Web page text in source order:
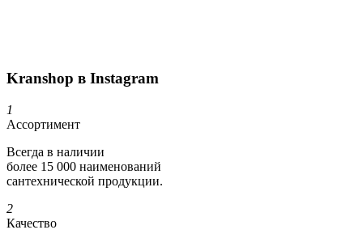
Kranshop в Instagram
1
Ассортимент
Всегда в наличии
более 15 000 наименований
сантехнической продукции.
2
Качество